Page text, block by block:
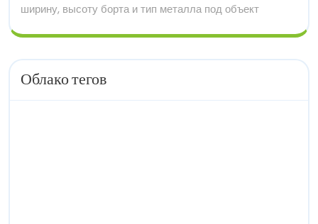
ширину, высоту борта и тип металла под объект
Облако тегов